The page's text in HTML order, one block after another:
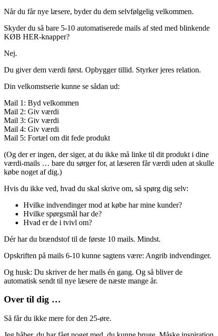
Når du får nye læsere, byder du dem selvfølgelig velkommen.
Skyder du så bare 5-10 automatiserede mails af sted med blinkende
KØB HER-knapper?
Nej.
Du giver dem værdi først. Opbygger tillid. Styrker jeres relation.
Din velkomstserie kunne se sådan ud:
Mail 1: Byd velkommen
Mail 2: Giv værdi
Mail 3: Giv værdi
Mail 4: Giv værdi
Mail 5: Fortæl om dit fede produkt
(Og der er ingen, der siger, at du ikke må linke til dit produkt i dine
værdi-mails … bare du sørger for, at læseren får værdi uden at skulle
købe noget af dig.)
Hvis du ikke ved, hvad du skal skrive om, så spørg dig selv:
Hvilke indvendinger mod at købe har mine kunder?
Hvilke spørgsmål har de?
Hvad er de i tvivl om?
Dér har du brændstof til de første 10 mails. Mindst.
Opskriften på mails 6-10 kunne sagtens være: Angrib indvendinger.
Og husk: Du skriver de her mails én gang. Og så bliver de
automatisk sendt til nye læsere de næste mange år.
Over til dig …
Så får du ikke mere for den 25-øre.